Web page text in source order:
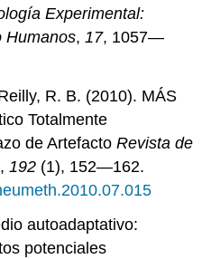
Experimental:
Humanos,17, 1057—
R. B. (2010). MÁS
Totalmente
de ArtefactoRevista de
,192 (1), 152—162.
autoadaptativo:
potenciales